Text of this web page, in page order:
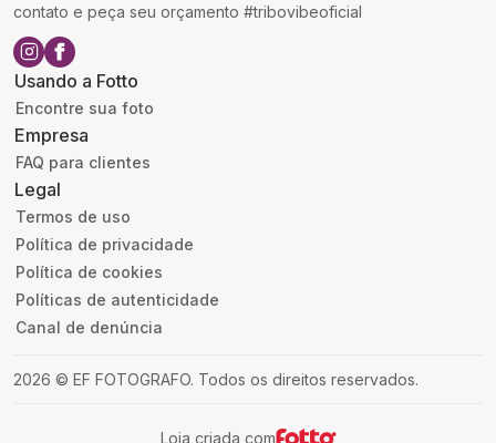
contato e peça seu orçamento #tribovibeoficial
Usando a Fotto
Encontre sua foto
Empresa
FAQ para clientes
Legal
Termos de uso
Política de privacidade
Política de cookies
Políticas de autenticidade
Canal de denúncia
2026 © EF FOTOGRAFO. Todos os direitos reservados.
Loja criada com